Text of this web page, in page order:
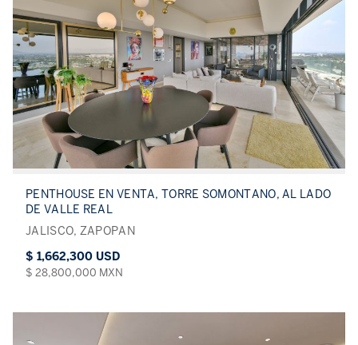
PENTHOUSE EN VENTA, TORRE SOMONTANO, AL LADO
DE VALLE REAL
JALISCO, ZAPOPAN
$ 1,662,300 USD
$ 28,800,000 MXN